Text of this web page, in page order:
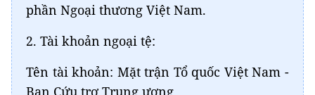
phần Ngoại thương Việt Nam.
2. Tài khoản ngoại tệ:
Tên tài khoản: Mặt trận Tổ quốc Việt Nam -